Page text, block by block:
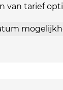
tarief